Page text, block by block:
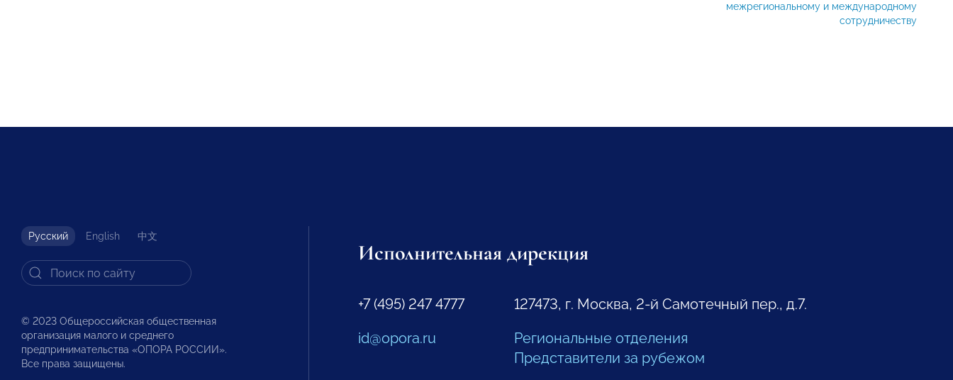
межрегиональному и международному
сотрудничеству
Русский English 中文
© 2023 Общероссийская общественная
организация малого и среднего
предпринимательства «ОПОРА РОССИИ».
Все права защищены.
Исполнительная дирекция
+7 (495) 247 4777
id@opora.ru
127473, г. Москва, 2-й Самотечный пер., д.7.
Региональные отделения
Представители за рубежом